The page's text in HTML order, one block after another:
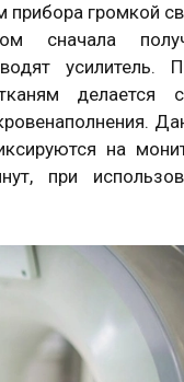
прибора громкой
сначала
усилитель.
делается
на
при